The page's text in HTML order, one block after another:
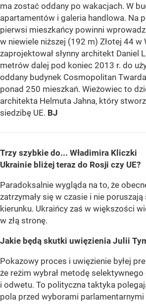
ma zostać oddany po wakacjach. W
apartamentów i galeria handlowa. Na
pierwsi mieszkańcy powinni
w niewiele niższej (192 m) Złotej 44 w
zaprojektował słynny architekt Daniel
metrów dalej pod koniec 2013 r. do
oddany budynek Cosmopolitan
ponad 250 mieszkań. Wieżowiec to
architekta Helmuta Jahna, który
siedzibę UE. BJ
Trzy szybkie do... Władimira Kliczki
Ukrainie bliżej teraz do Rosji czy UE?
Paradoksalnie wygląda na to, że
zatrzymały się w czasie i nie
kierunku. Ukraińcy zaś w większości
w złą stronę.
Jakie będą skutki uwięzienia Julii
Pokazowy proces i uwięzienie byłej
że reżim wybrał metodę
i odwetu. To polityczna taktyka
pola przed wyborami parlamentarnymi